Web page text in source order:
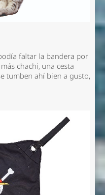
faltar la bandera por
chachi, una cesta
tumben ahí bien a gusto,